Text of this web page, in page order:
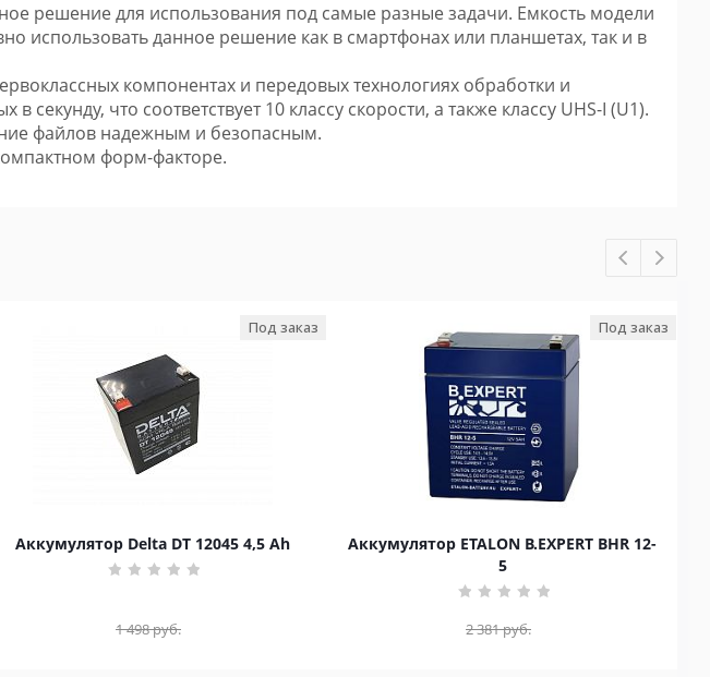
решение для использования под самые разные задачи. Емкость модели
использовать данное решение как в смартфонах или планшетах, так и в
компонентах и передовых технологиях обработки и
что соответствует 10 классу скорости, а также классу UHS-I (U1).
файлов надежным и безопасным.
форм-факторе.
Аккумулятор Delta DT 12045 4,5 Ah
Под заказ
1 498руб.
Аккумулятор ETALON B.EXPERT BHR 12-
5
Под заказ
2 381руб.